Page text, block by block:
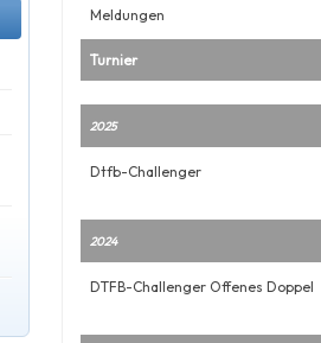
Meldungen
Turnier
2025
Dtfb-Challenger
2024
DTFB-Challenger Offenes Doppel